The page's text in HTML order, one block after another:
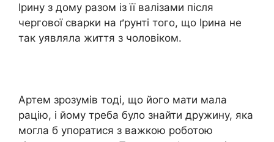
Ірину з дому разом із її валізами після
чергової сварки на ґрунті того, що Ірина не
так уявляла життя з чоловіком.
Артем зрозумів тоді, що його мати мала
рацію, і йому треба було знайти дружину, яка
могла б упоратися з важкою роботою